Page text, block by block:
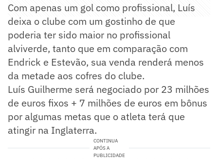
Com apenas um gol como profissional, Luís
deixa o clube com um gostinho de que
poderia ter sido maior no profissional
alviverde, tanto que em comparação com
Endrick e Estevão, sua venda renderá menos
da metade aos cofres do clube.
Luís Guilherme será negociado por 23 milhões
de euros fixos + 7 milhões de euros em bônus
por algumas metas que o atleta terá que
atingir na Inglaterra.
CONTINUA
APÓS A
PUBLICIDADE